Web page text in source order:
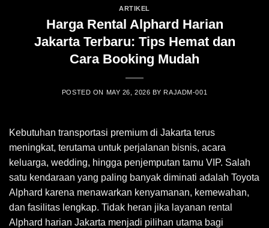
ARTIKEL
Harga Rental Alphard Harian
Jakarta Terbaru: Tips Hemat dan
Cara Booking Mudah
POSTED ON MAY 26, 2026 BY RAJADM-001
Kebutuhan transportasi premium di Jakarta terus
meningkat, terutama untuk perjalanan bisnis, acara
keluarga, wedding, hingga penjemputan tamu VIP. Salah
satu kendaraan yang paling banyak diminati adalah Toyota
Alphard karena menawarkan kenyamanan, kemewahan,
dan fasilitas lengkap. Tidak heran jika layanan rental
Alphard harian Jakarta menjadi pilihan utama bagi